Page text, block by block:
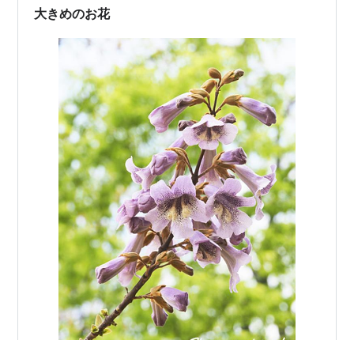
数の要因があるようです。 ①日本に導入された旧暦のル
大きめのお花